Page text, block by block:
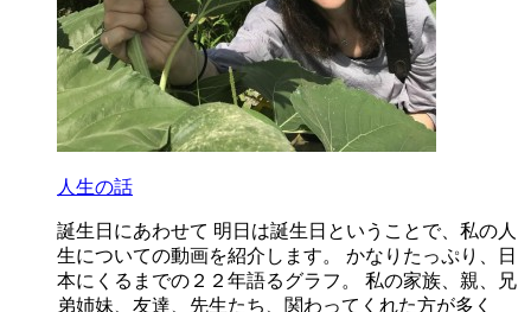
人生の話
誕生日にあわせて 明日は誕生日ということで、私の人
生についての動画を紹介します。 かなりたっぷり、日
本にくるまでの２２年語るグラフ。 私の家族、親、兄
弟姉妹、友達、先生たち、関わってくれた方が多く